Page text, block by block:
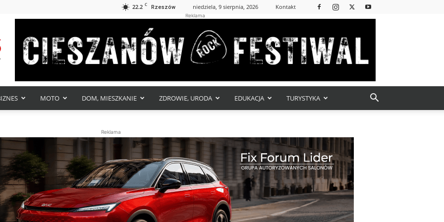
22.2 C Rzeszów niedziela, 9 sierpnia, 2026 Kontakt
Reklama
MOTO DOM, MIESZKANIE ZDROWIE, URODA EDUKACJA TURYSTYKA
Reklama